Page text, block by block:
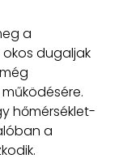
a
okos dugaljak
hőmérséklet-
a